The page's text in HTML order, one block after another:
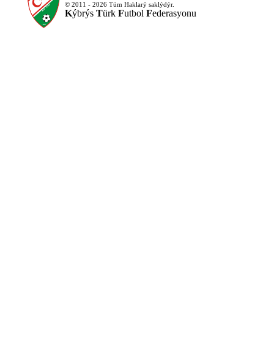
© 2011 - 2026 Tüm Haklarý saklýdýr.
Kýbrýs Türk Futbol Federasyonu